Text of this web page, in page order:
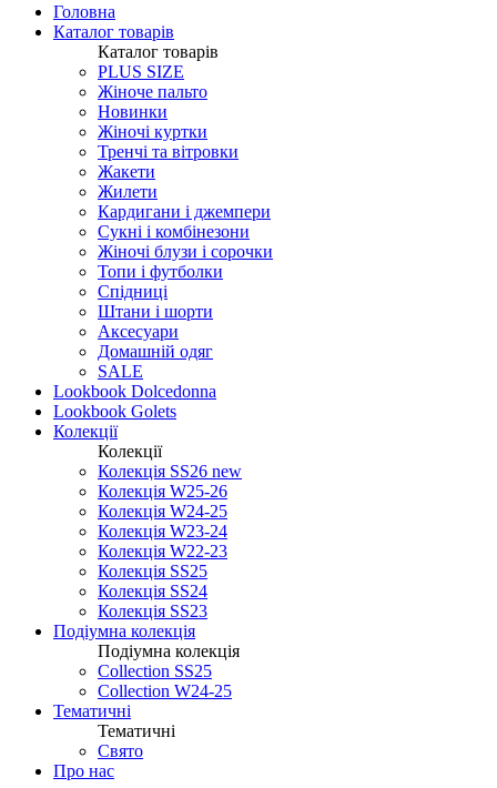
Головна
Каталог товарів
Каталог товарів
PLUS SIZE
Жіноче пальто
Новинки
Жіночі куртки
Тренчі та вітровки
Жакети
Жилети
Кардигани і джемпери
Сукні і комбінезони
Жіночі блузи і сорочки
Топи і футболки
Спідниці
Штани і шорти
Аксесуари
Домашній одяг
SALE
Lookbook Dolcedonna
Lookbook Golets
Колекції
Колекції
Колекція SS26 new
Колекція W25-26
Колекція W24-25
Колекція W23-24
Колекція W22-23
Колекція SS25
Колекція SS24
Колекція SS23
Подіумна колекція
Подіумна колекція
Collection SS25
Collection W24-25
Тематичні
Тематичні
Свято
Про нас